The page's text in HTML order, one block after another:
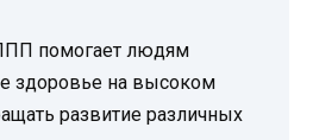
помогает людям
здоровье на высоком
развитие различных